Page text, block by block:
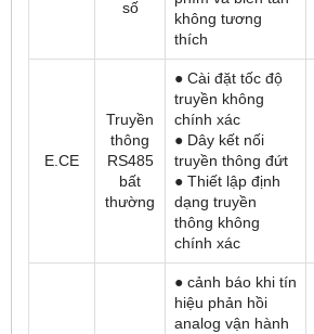
số
không tương
thích
E.CE
Truyền
thông
RS485
bất
thường
● Cài đặt tốc độ
truyền không
chính xác
● Dây kết nối
truyền thông đứt
● Thiết lập định
dạng truyền
thông không
chính xác
● cảnh báo khi tín
hiệu phản hồi
analog vận hành